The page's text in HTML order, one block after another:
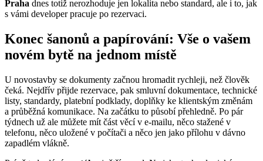
Praha dnes totiž nerozhoduje jen lokalita nebo standard, ale i to, jak
s vámi developer pracuje po rezervaci.
Konec šanonů a papírování: Vše o vašem
novém bytě na jednom místě
U novostavby se dokumenty začnou hromadit rychleji, než člověk
čeká. Nejdřív přijde rezervace, pak smluvní dokumentace, technické
listy, standardy, platební podklady, doplňky ke klientským změnám
a průběžná komunikace. Na začátku to působí přehledně. Po pár
týdnech už ale můžete mít část věcí v e-mailu, něco stažené v
telefonu, něco uložené v počítači a něco jen jako přílohu v dávno
zapadlém vlákně.